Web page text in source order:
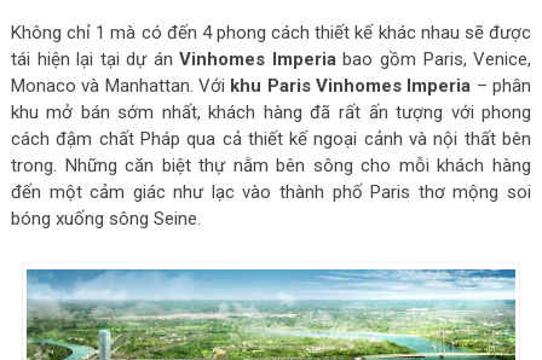
Không chỉ 1 mà có đến 4 phong cách thiết kế khác nhau sẽ được
tái hiện lại tại dự ánVinhomes Imperiabao gồm Paris, Venice,
Monaco và Manhattan. Với khu Paris Vinhomes Imperia – phân
khu mở bán sớm nhất, khách hàng đã rất ấn tượng với phong
cách đậm chất Pháp qua cả thiết kế ngoại cảnh và nội thất bên
trong. Những căn biệt thự nằm bên sông cho mỗi khách hàng
đến một cảm giác như lạc vào thành phố Paris thơ mộng soi
bóng xuống sông Seine.